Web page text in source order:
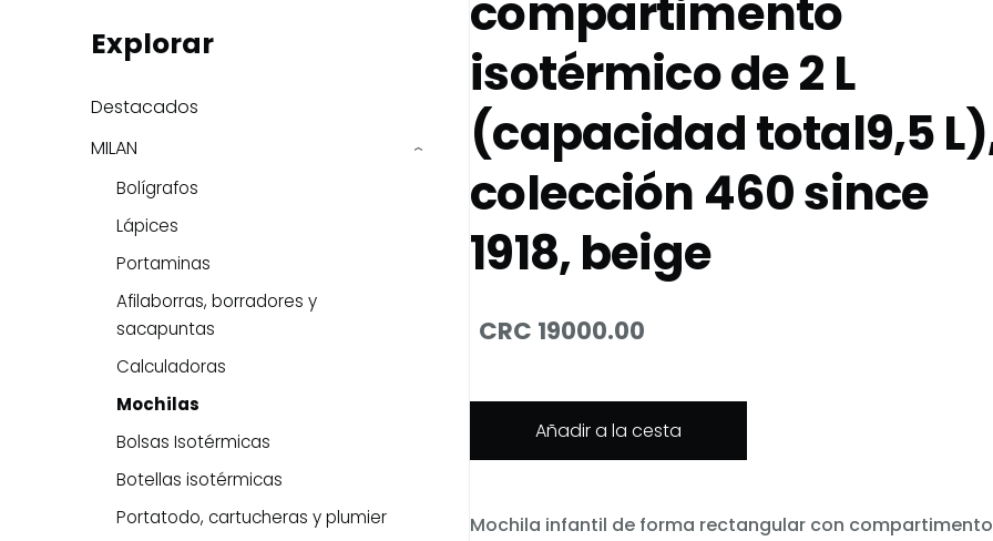
Explorar
Destacados
MILAN
Bolígrafos
Lápices
Portaminas
Afilaborras, borradores y
sacapuntas
Calculadoras
Mochilas
Bolsas Isotérmicas
Botellas isotérmicas
Portatodo, cartucheras y plumier
›
compartimento
isotérmico de 2 L
(capacidad total9,5
colección 460 since
1918, beige
CRC 19000.00
Añadir a la cesta
Mochila infantil de forma rectangular con compartimento